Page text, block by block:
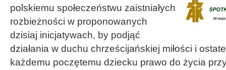
polskiemu społeczeństwu zaistniałych
rozbieżności w proponowanych
dzisiaj inicjatywach, by podjąć
działania w duchu chrześcijańskiej miłości i
każdemu poczętemu dziecku prawo do życia